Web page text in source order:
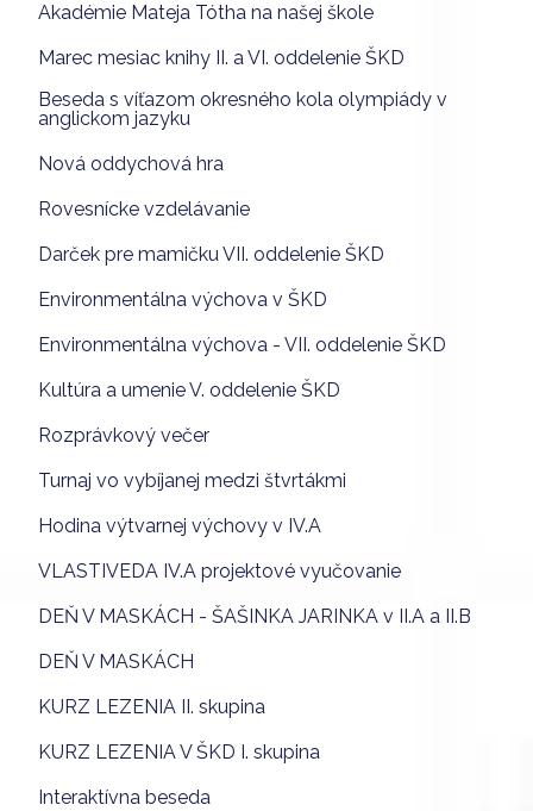
Akadémie Mateja Tótha na našej škole
Marec mesiac knihy II. a VI. oddelenie ŠKD
Beseda s víťazom okresného kola olympiády v
anglickom jazyku
Nová oddychová hra
Rovesnícke vzdelávanie
Darček pre mamičku VII. oddelenie ŠKD
Environmentálna výchova v ŠKD
Environmentálna výchova - VII. oddelenie ŠKD
Kultúra a umenie V. oddelenie ŠKD
Rozprávkový večer
Turnaj vo vybíjanej medzi štvrtákmi
Hodina výtvarnej výchovy v IV.A
VLASTIVEDA IV.A projektové vyučovanie
DEŇ V MASKÁCH - ŠAŠINKA JARINKA v II.A a II.B
DEŇ V MASKÁCH
KURZ LEZENIA II. skupina
KURZ LEZENIA V ŠKD I. skupina
Interaktívna beseda